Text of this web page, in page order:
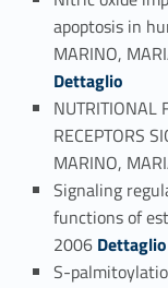
apoptosis in
MARINO,
Dettaglio
NUTRITIONAL
RECEPTORS
MARINO,
Signaling
functions of
2006 Link identifier #identifier_person_106274-91
Dettaglio
S-